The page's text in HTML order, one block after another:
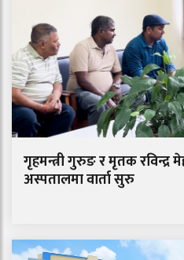
गृहमन्त्री गुरुङ र मृतक रविन्द्र
अस्पतालमा वार्ता सुरु